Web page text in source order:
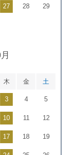
27 28 29
木 金 土
3 4 5
10 11 12
17 18 19